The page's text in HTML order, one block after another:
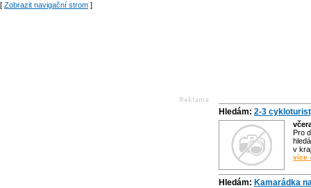
[ Zobrazit navigační strom ]
Hledám: 2-3
Pro
v
více
Hledám: Kamarádka